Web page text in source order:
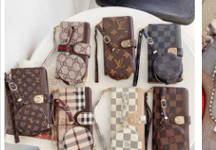
ルティカル ウォーターカラー 男
女兼用 人気 文芸風 galaxy
s25/s24/s23携帯カバー ブランド 大
人 かわいい